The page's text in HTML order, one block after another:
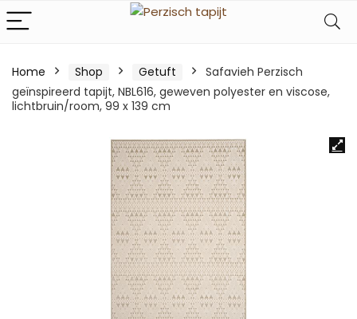
Home Shop Getuft
Safavieh Perzisch
geïnspireerd tapijt, NBL616, geweven polyester en viscose,
lichtbruin/room, 99 x 139 cm